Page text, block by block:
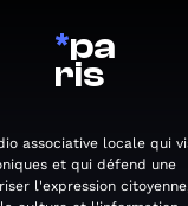
*pa
ris
associative locale qui
et qui défend une
l'expression